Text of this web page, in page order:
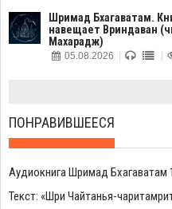
Шримад Бхагаватам.
навещает Вриндаван
Махарадж)
05.08.2026
ПОНРАВИВШЕЕСЯ
Аудиокнига Шримад Бхагаватам 1
Текст: «Шри Чайтанья-